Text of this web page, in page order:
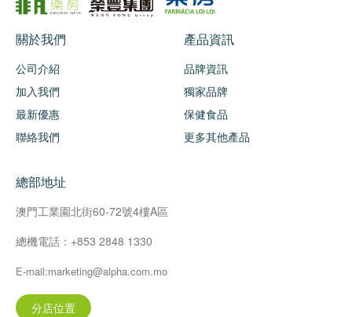
關於我們
公司介紹
加入我們
最新優惠
聯絡我們
產品資訊
品牌資訊
獨家品牌
保健食品
更多其他產品
總部地址
澳門工業園北街60-72號4樓A區
總機電話：+853 2848 1330
E-mail:marketing@alpha.com.mo
分店位置